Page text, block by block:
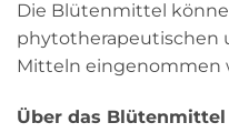
Die Blütenmittel
phytotherapeutischen
Mitteln eingenommen
Über das